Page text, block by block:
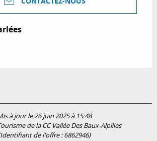
à jour le 26 juin 2025 à 15:48
de la CC Vallée Des Baux-Alpilles
de l'offre :6862946)